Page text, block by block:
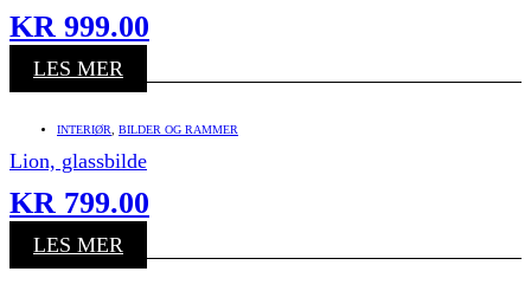
KR 999.00
LES MER
INTERIØR BILDER OG RAMMER
Lion, glassbilde
KR 799.00
LES MER